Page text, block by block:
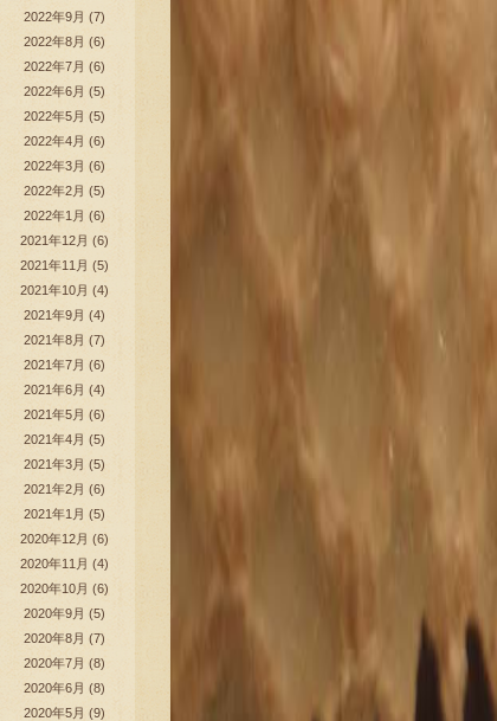
2022年9月 (7)
2022年8月 (6)
2022年7月 (6)
2022年6月 (5)
2022年5月 (5)
2022年4月 (6)
2022年3月 (6)
2022年2月 (5)
2022年1月 (6)
2021年12月 (6)
2021年11月 (5)
2021年10月 (4)
2021年9月 (4)
2021年8月 (7)
2021年7月 (6)
2021年6月 (4)
2021年5月 (6)
2021年4月 (5)
2021年3月 (5)
2021年2月 (6)
2021年1月 (5)
2020年12月 (6)
2020年11月 (4)
2020年10月 (6)
2020年9月 (5)
2020年8月 (7)
2020年7月 (8)
2020年6月 (8)
2020年5月 (9)